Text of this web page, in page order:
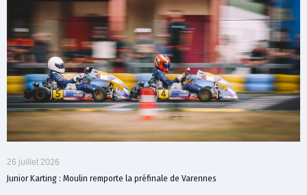
26 juillet 2026
Junior Karting : Moulin remporte la préfinale de Varennes